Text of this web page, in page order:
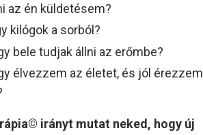
az én küldetésem?
kilógok a sorból?
bele tudjak állni az erőmbe?
élvezzem az életet, és jól érezzem
irányt mutat neked, hogy új